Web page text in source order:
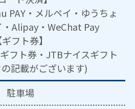
PAY・メルペイ・ゆうちょ
・Alipay・WeChat Pay
ギフト券】
フト券・JTBナイスギフト
記載がございます)
駐車場